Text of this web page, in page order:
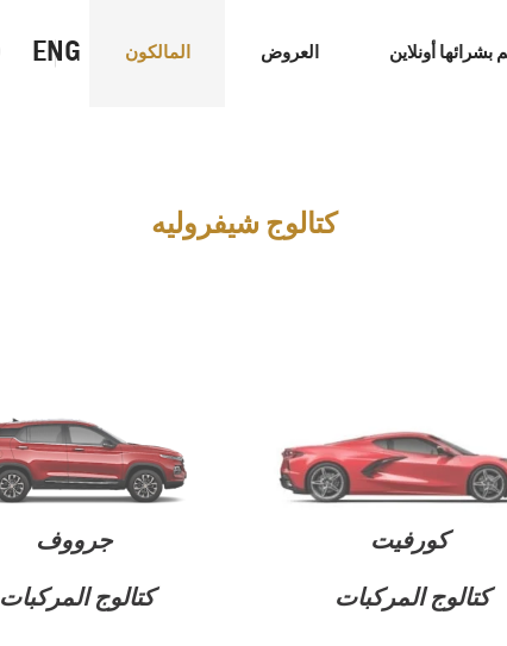
ENG بشرائها أونلاين العروض المالكون
كابتيفا 2026
إبتداء من 4,999 د.ك‏
كتالوج شيفروليه
كورفيت
كتالوج المركبات
جرووف
كتالوج المركبات